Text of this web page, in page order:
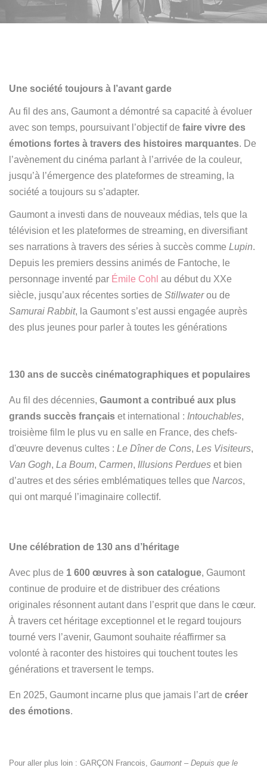
Une société toujours à l’avant garde
Au fil des ans, Gaumont a démontré sa capacité à évoluer
avec son temps, poursuivant l’objectif de faire vivre des
émotions fortes à travers des histoires marquantes. De
l’avènement du cinéma parlant à l’arrivée de la couleur,
jusqu’à l’émergence des plateformes de streaming, la
société a toujours su s’adapter.
Gaumont a investi dans de nouveaux médias, tels que la
télévision et les plateformes de streaming, en diversifiant
ses narrations à travers des séries à succès comme Lupin.
Depuis les premiers dessins animés de Fantoche, le
personnage inventé par Émile Cohl au début du XXe
siècle, jusqu’aux récentes sorties de Stillwaterou de
Samurai Rabbit, la Gaumont s’est aussi engagée auprès
des plus jeunes pour parler à toutes les générations
130 ans de succès cinématographiques et populaires
Au fil des décennies, Gaumont a contribué aux plus
grands succès français et international : Intouchables,
troisième film le plus vu en salle en France, des chefs-
d'œuvre devenus cultes : Le Dîner de Cons, Les Visiteurs,
Van Gogh, La Boum, Carmen, Illusions Perdues et bien
d’autres et des séries emblématiques telles que Narcos,
qui ont marqué l’imaginaire collectif.
Une célébration de 130 ans d’héritage
Avec plus de 1 600 œuvres à son catalogue, Gaumont
continue de produire et de distribuer des créations
originales résonnent autant dans l’esprit que dans le cœur.
À travers cet héritage exceptionnel et le regard toujours
tourné vers l’avenir, Gaumont souhaite réaffirmer sa
volonté à raconter des histoires qui touchent toutes les
générations et traversent le temps.
En 2025, Gaumont incarne plus que jamais l’art de créer
des émotions.
Pour aller plus loin : GARÇON Francois, Gaumont – Depuis que le